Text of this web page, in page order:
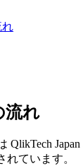
れ
流れ
QlikTech
れています。